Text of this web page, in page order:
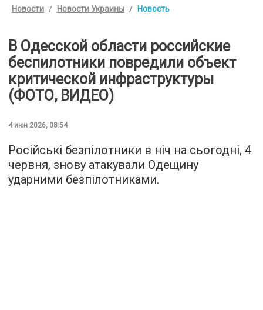
Новости Новости Украины Новость
В Одесской области российские
беспилотники повредили объект
критической инфраструктуры
(ФОТО, ВИДЕО)
4 июн 2026, 08:54
Російські безпілотники в ніч на сьогодні, 4
червня, знову атакували Одещину
ударними безпілотниками.